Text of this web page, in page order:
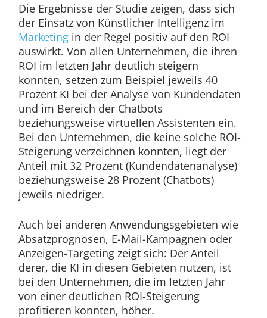
Die Ergebnisse der Studie zeigen, dass sich
der Einsatz von Künstlicher Intelligenz im
Marketingin der Regel positiv auf den ROI
auswirkt. Von allen Unternehmen, die ihren
ROI im letzten Jahr deutlich steigern
konnten, setzen zum Beispiel jeweils 40
Prozent KI bei der Analyse von Kundendaten
und im Bereich der Chatbots
beziehungsweise virtuellen Assistenten ein.
Bei den Unternehmen, die keine solche ROI-
Steigerung verzeichnen konnten, liegt der
Anteil mit 32 Prozent (Kundendatenanalyse)
beziehungsweise 28 Prozent (Chatbots)
jeweils niedriger.
Auch bei anderen Anwendungsgebieten wie
Absatzprognosen, E-Mail-Kampagnen oder
Anzeigen-Targeting zeigt sich: Der Anteil
derer, die KI in diesen Gebieten nutzen, ist
bei den Unternehmen, die im letzten Jahr
von einer deutlichen ROI-Steigerung
profitieren konnten, höher.